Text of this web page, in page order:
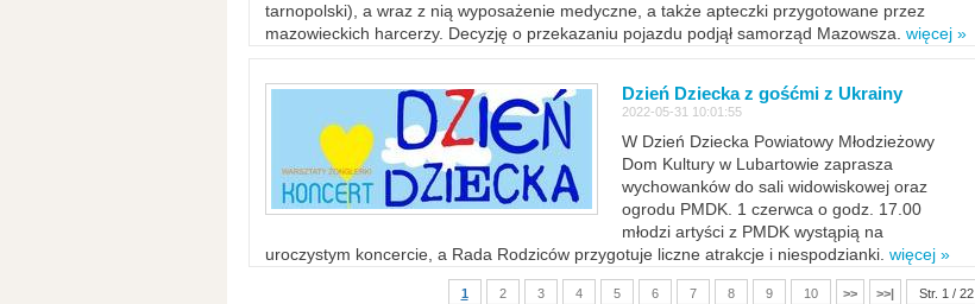
tarnopolski), a wraz z nią wyposażenie medyczne, a także apteczki przygotowane przez
mazowieckich harcerzy. Decyzję o przekazaniu pojazdu podjął samorząd Mazowsza. więcej »
Dzień Dziecka z gośćmi z Ukrainy
2022-05-31 10:01:55
W Dzień Dziecka Powiatowy Młodzieżowy
Dom Kultury w Lubartowie zaprasza
wychowanków do sali widowiskowej oraz
ogrodu PMDK. 1 czerwca o godz. 17.00
młodzi artyści z PMDK wystąpią na
uroczystym koncercie, a Rada Rodziców przygotuje liczne atrakcje i niespodzianki. więcej »
1 2 3 4 5 6 7 8 9 10 >> >>| Str. 1 / 22